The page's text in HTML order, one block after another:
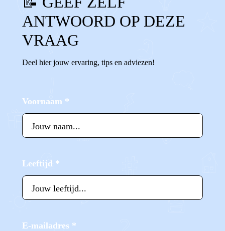
ANTWOORD OP DEZE
VRAAG
Deel hier jouw ervaring, tips en adviezen!
Voornaam *
Leeftijd *
E-mailadres *